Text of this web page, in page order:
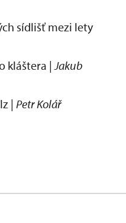
sídlišť mezi lety
kláštera | Jakub
| Petr Kolář